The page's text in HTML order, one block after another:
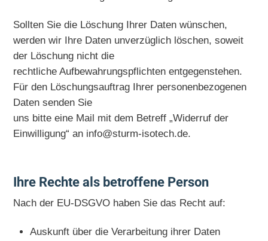
Sollten Sie die Löschung Ihrer Daten wünschen,
werden wir Ihre Daten unverzüglich löschen, soweit
der Löschung nicht die
rechtliche Aufbewahrungspflichten entgegenstehen.
Für den Löschungsauftrag Ihrer personenbezogenen
Daten senden Sie
uns bitte eine Mail mit dem Betreff „Widerruf der
Einwilligung“ an info@sturm-isotech.de.
Ihre Rechte als betroffene Person
Nach der EU-DSGVO haben Sie das Recht auf:
Auskunft über die Verarbeitung ihrer Daten